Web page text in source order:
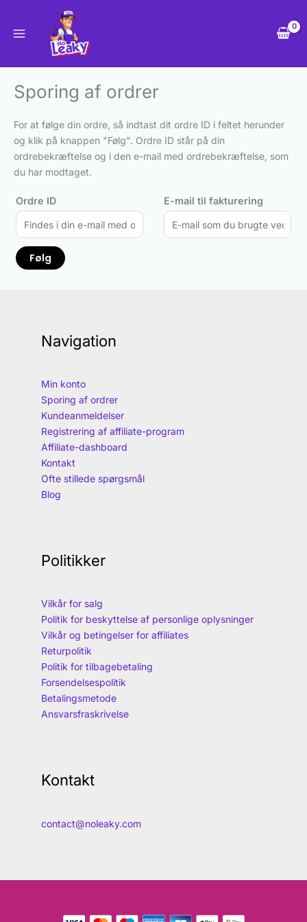
indholdet
Sporing af ordrer
For at følge din ordre, så indtast dit ordre ID i feltet herunder
og klik på knappen "Følg". Ordre ID står på din
ordrebekræftelse og i den e-mail med ordrebekræftelse, som
du har modtaget.
Ordre ID E-mail til fakturering
Følg
Navigation
Min konto
Sporing af ordrer
Kundeanmeldelser
Registrering af affiliate-program
Affiliate-dashboard
Kontakt
Ofte stillede spørgsmål
Blog
Politikker
Vilkår for salg
Politik for beskyttelse af personlige oplysninger
Vilkår og betingelser for affiliates
Returpolitik
Politik for tilbagebetaling
Forsendelsespolitik
Betalingsmetode
Ansvarsfraskrivelse
Kontakt
contact@noleaky.com